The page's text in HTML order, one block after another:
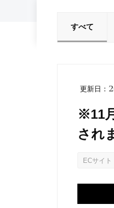
すべて
更新日：
※11
され
ECサイト